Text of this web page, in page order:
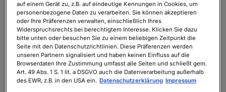
vonphilipp.neubauer|Mai 2, 2023
anz_160x240_Eckfeld_Royal_Emerald_Rh
einromantik_1AVista_2023_GA_druck
auf einem Gerät zu, z.B. auf eindeutige Kennungen in Cookies, um
personenbezogene Daten zu verarbeiten. Sie können akzeptieren
oder Ihre Präferenzen verwalten, einschließlich Ihres
Widerspruchsrechts bei berechtigtem Interesse. Klicken Sie dazu
bitte unten oder besuchen Sie zu einem beliebigen Zeitpunkt die
Seite mit den Datenschutzrichtlinien. Diese Präferenzen werden
unseren Partnern signalisiert und haben keinen Einfluss auf die
Browserdaten Ihre Zustimmung umfasst alle Seiten und schließt gem.
Art. 49 Abs. 1 S. 1 lit. a DSGVO auch die Datenverarbeitung außerhalb
des EWR, z.B. in den USA ein. Datenschutzerklärung Impressum